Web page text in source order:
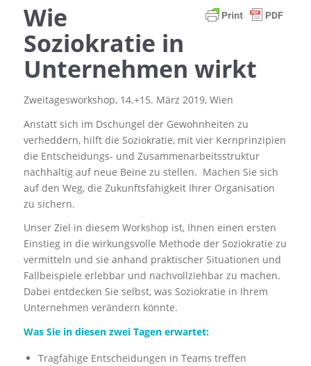
Wie
Soziokratie in
Unternehmen wirkt
Zweitagesworkshop, 14.+15. März 2019, Wien
Anstatt sich im Dschungel der Gewohnheiten zu
verheddern, hilft die Soziokratie, mit vier Kernprinzipien
die Entscheidungs- und Zusammenarbeitsstruktur
nachhaltig auf neue Beine zu stellen. Machen Sie sich
auf den Weg, die Zukunftsfähigkeit Ihrer Organisation
zu sichern.
Unser Ziel in diesem Workshop ist, Ihnen einen ersten
Einstieg in die wirkungsvolle Methode der Soziokratie zu
vermitteln und sie anhand praktischer Situationen und
Fallbeispiele erlebbar und nachvollziehbar zu machen.
Dabei entdecken Sie selbst, was Soziokratie in Ihrem
Unternehmen verändern könnte.
Was Sie in diesen zwei Tagen erwartet:
Tragfähige Entscheidungen in Teams treffen